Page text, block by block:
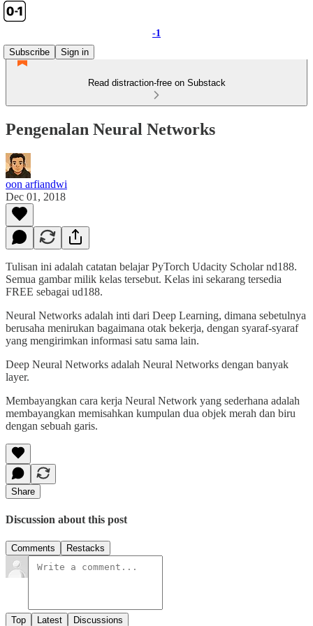
-1
Subscribe
Sign in
Read distraction-free on Substack
Pengenalan Neural Networks
oon arfiandwi
Dec 01, 2018
Tulisan ini adalah catatan belajar PyTorch Udacity Scholar nd188.
Semua gambar milik kelas tersebut. Kelas ini sekarang tersedia
FREE sebagai ud188.
Neural Networks adalah inti dari Deep Learning, dimana sebetulnya
berusaha menirukan bagaimana otak bekerja, dengan syaraf-syaraf
yang mengirimkan informasi satu sama lain.
Deep Neural Networks adalah Neural Networks dengan banyak
layer.
Membayangkan cara kerja Neural Network yang sederhana adalah
membayangkan memisahkan kumpulan dua objek merah dan biru
dengan sebuah garis.
Share
Discussion about this post
Comments Restacks
Top Latest Discussions